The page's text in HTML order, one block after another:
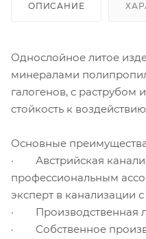
ОПИСАНИЕ
Однослойное литое
минералами
галогенов, с раструбом
стойкость к
Основные
· Австрийская
профессиональным
эксперт в канализации с
· Производственная
· Собственное